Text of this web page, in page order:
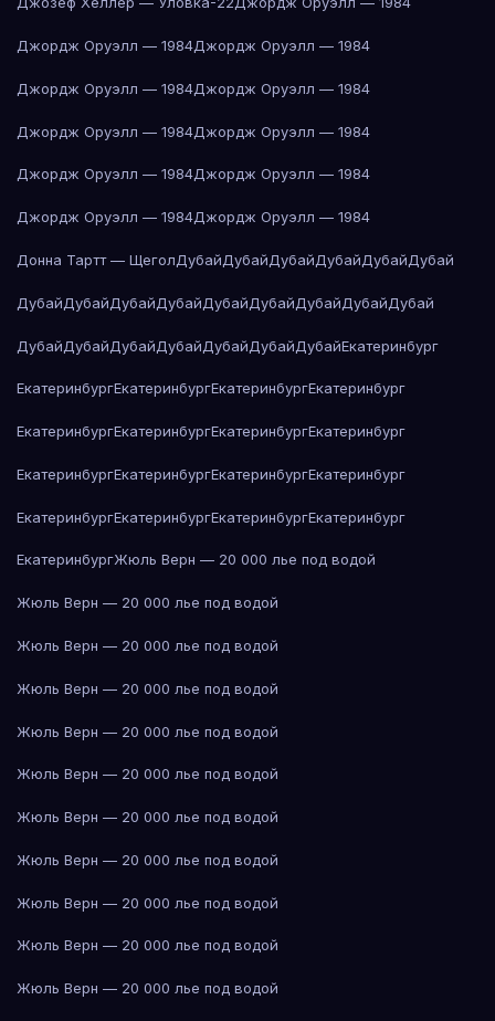
Джордж Оруэлл — 1984Джордж Оруэлл — 1984
Джордж Оруэлл — 1984Джордж Оруэлл — 1984
Джордж Оруэлл — 1984Джордж Оруэлл — 1984
Джордж Оруэлл — 1984Джордж Оруэлл — 1984
Джордж Оруэлл — 1984Джордж Оруэлл — 1984
Донна Тартт — ЩеголДубайДубайДубайДубайДубайДубай
ДубайДубайДубайДубайДубайДубайДубайДубайДубай
ДубайДубайДубайДубайДубайДубайДубайЕкатеринбург
ЕкатеринбургЕкатеринбургЕкатеринбургЕкатеринбург
ЕкатеринбургЕкатеринбургЕкатеринбургЕкатеринбург
ЕкатеринбургЕкатеринбургЕкатеринбургЕкатеринбург
ЕкатеринбургЕкатеринбургЕкатеринбургЕкатеринбург
ЕкатеринбургЖюль Верн — 20 000 лье под водой
Жюль Верн — 20 000 лье под водой
Жюль Верн — 20 000 лье под водой
Жюль Верн — 20 000 лье под водой
Жюль Верн — 20 000 лье под водой
Жюль Верн — 20 000 лье под водой
Жюль Верн — 20 000 лье под водой
Жюль Верн — 20 000 лье под водой
Жюль Верн — 20 000 лье под водой
Жюль Верн — 20 000 лье под водой
Жюль Верн — 20 000 лье под водой